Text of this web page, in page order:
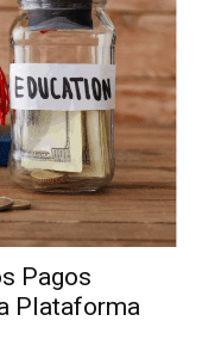
Pagos
Plataforma